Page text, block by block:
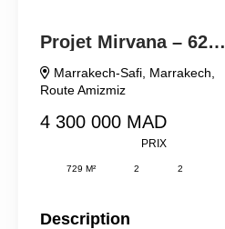
Projet Mirvana – 62 Villas Plain Pied Haut Standing
Marrakech-Safi Marrakech
Route Amizmiz
4 300 000 MAD
PRIX
729 M² 2 2
Description